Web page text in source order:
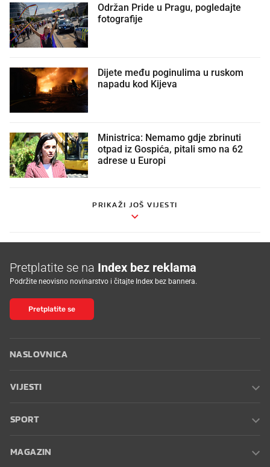
Održan Pride u Pragu, pogledajte
fotografije
Dijete među poginulima u ruskom
napadu kod Kijeva
Ministrica: Nemamo gdje zbrinuti
otpad iz Gospića, pitali smo na 62
adrese u Europi
PRIKAŽI JOŠ VIJESTI
Pretplatite se na Index bez reklama
Podržite neovisno novinarstvo i čitajte Index bez bannera.
Pretplatite se
NASLOVNICA
VIJESTI
SPORT
MAGAZIN